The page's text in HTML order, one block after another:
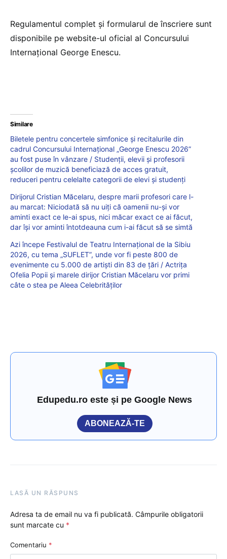
Regulamentul complet și formularul de înscriere sunt
disponibile pe website-ul oficial al Concursului
Internațional George Enescu.
Similare
Biletele pentru concertele simfonice și recitalurile din
cadrul Concursului Internațional „George Enescu 2026”
au fost puse în vânzare / Studenții, elevii și profesorii
școlilor de muzică beneficiază de acces gratuit,
reduceri pentru celelalte categorii de elevi și studenți
Dirijorul Cristian Măcelaru, despre marii profesori care l-
au marcat: Niciodată să nu uiți că oamenii nu-și vor
aminti exact ce le-ai spus, nici măcar exact ce ai făcut,
dar își vor aminti întotdeauna cum i-ai făcut să se simtă
Azi începe Festivalul de Teatru Internațional de la Sibiu
2026, cu tema „SUFLET”, unde vor fi peste 800 de
evenimente cu 5.000 de artiști din 83 de țări / Actrița
Ofelia Popii și marele dirijor Cristian Măcelaru vor primi
câte o stea pe Aleea Celebrităților
Edupedu.ro este și pe Google News
ABONEAZĂ-TE
LASĂ UN RĂSPUNS
Adresa ta de email nu va fi publicată. Câmpurile obligatorii
sunt marcate cu *
Comentariu *